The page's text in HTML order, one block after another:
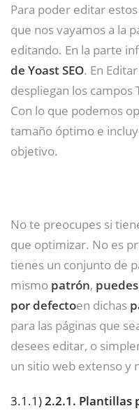
Para poder editar
que nos vayamos a la
editando. En la parte
de Yoast SEO. En
despliegan los campos
Con lo que podemos
tamaño óptimo e
objetivo.
No te preocupes si
que optimizar. No es
tienes un conjunto de
mismo patrón,
por defectoen dichas
para las páginas que
desees editar, o
un sitio web extenso y
3.1.1)2.2.1. Plantillas